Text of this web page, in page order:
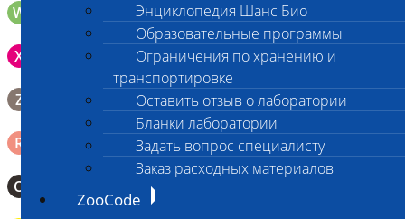
Энциклопедия Шанс Био
Образовательные программы
Ограничения по хранению и
транспортировке
Оставить отзыв о лаборатории
Бланки лаборатории
Задать вопрос специалисту
Заказ расходных материалов
ZooCode
W Волос (шерсть) в пробирке Эппендорфа
X
Зонд щеточка с буккальным эпителием с внутренней
поверхности щеки (эпителием слизистой оболочки щеки)
Z
Биопсийный эндоскопический материал в 10% растворе
формалина. До 10 фрагментов с одной локации.
R
Ректальный смыв в пробирку Эппендорфа (с физрастворм
О Мазок-отпечаток на стекло